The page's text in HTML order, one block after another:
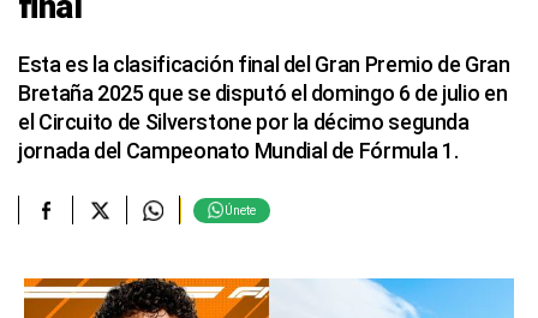
Esta es la clasificación final del Gran Premio de Gran
Bretaña 2025 que se disputó el domingo 6 de julio en
el Circuito de Silverstone por la décimo segunda
jornada del Campeonato Mundial de Fórmula 1.
Únete